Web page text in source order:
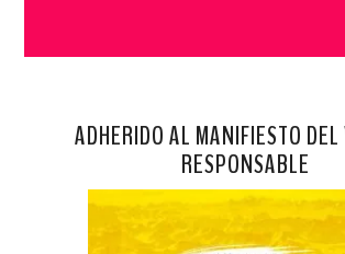
ADHERIDO AL MANIFIESTO DEL
RESPONSABLE